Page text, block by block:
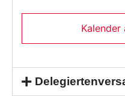
Kalender